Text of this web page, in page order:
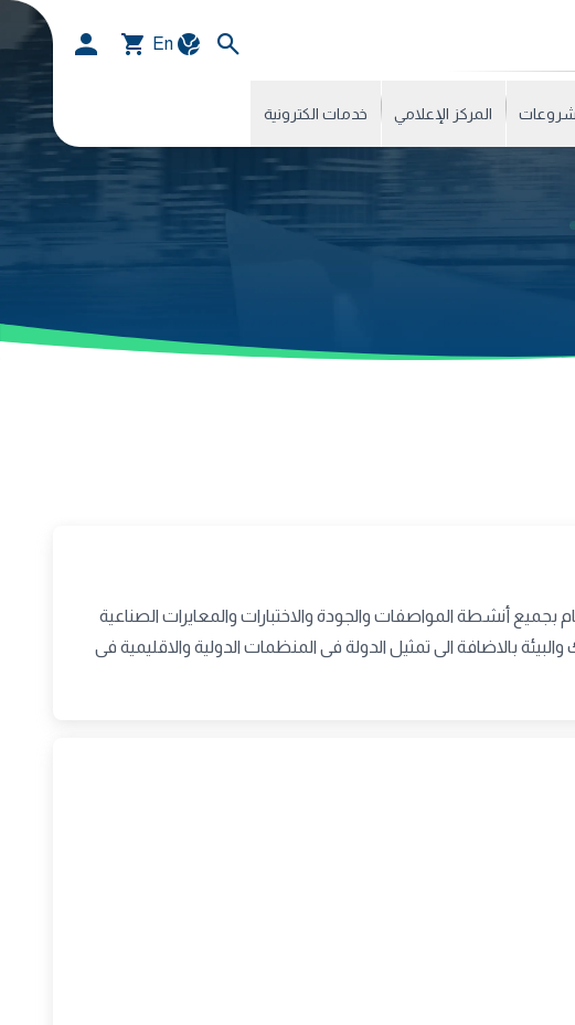
En
المركز الإعلامي خدمات الكترونية
أنشطة المواصفات والجودة والاختبارات والمعايرات الصناعية
بالاضافة الى تمثيل الدولة فى المنظمات الدولية والاقليمية فى